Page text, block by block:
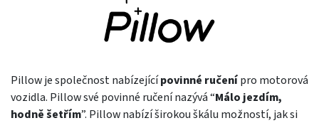
Pillow je společnost nabízejícípovinné ručenípro motorová
vozidla. Pillow své povinné ručení nazývá “Málo jezdím,
hodně šetřím”. Pillow nabízí širokou škálu možností, jak si